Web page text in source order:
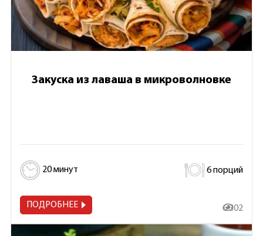
Закуска из лаваша в микроволновке
20 минут 6 порций
ПОДРОБНЕЕ 6 302